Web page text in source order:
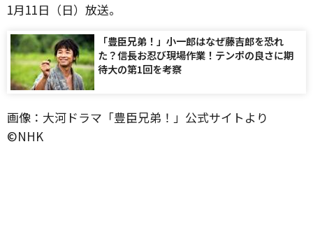
1月11日（日）放送。
「豊臣兄弟！」小一郎はなぜ藤吉郎を恐れ
た？信長お忍び現場作業！テンポの良さに期
待大の第1回を考察
画像：大河ドラマ「豊臣兄弟！」公式サイトより
©️NHK